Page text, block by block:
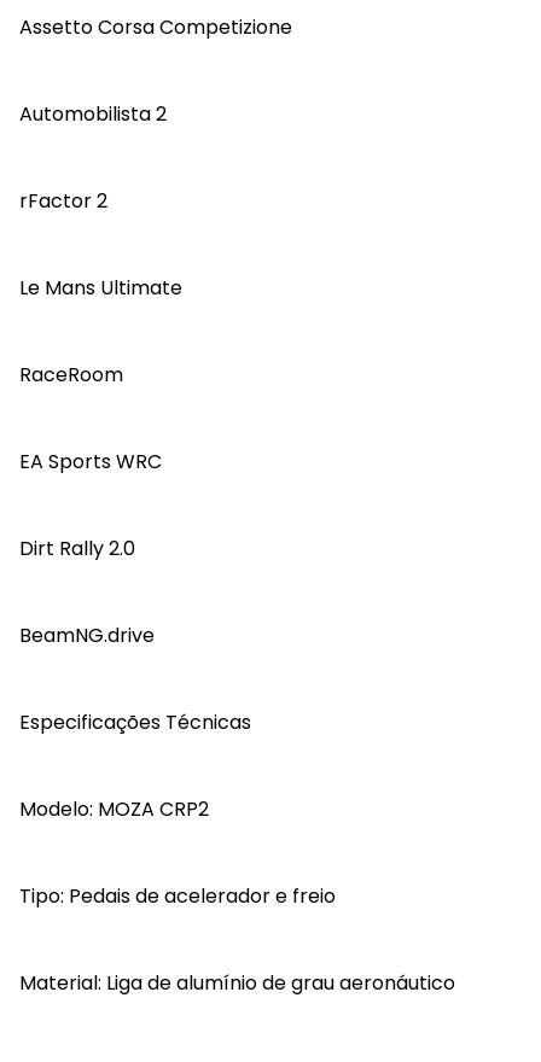
Assetto Corsa Competizione
Automobilista 2
rFactor 2
Le Mans Ultimate
RaceRoom
EA Sports WRC
Dirt Rally 2.0
BeamNG.drive
Especificações Técnicas
Modelo: MOZA CRP2
Tipo: Pedais de acelerador e freio
Material: Liga de alumínio de grau aeronáutico